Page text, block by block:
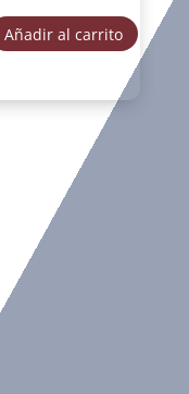
Añadir al carrito